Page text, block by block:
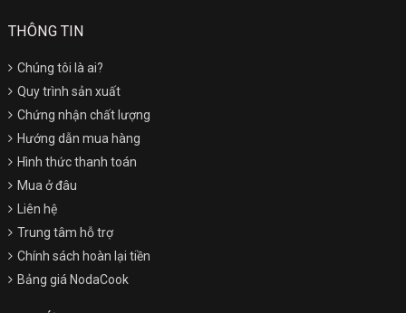
THÔNG TIN
Chúng tôi là ai?
Quy trình sản xuất
Chứng nhận chất lượng
Hướng dẫn mua hàng
Hình thức thanh toán
Mua ở đâu
Liên hệ
Trung tâm hỗ trợ
Chính sách hoàn lại tiền
Bảng giá NodaCook